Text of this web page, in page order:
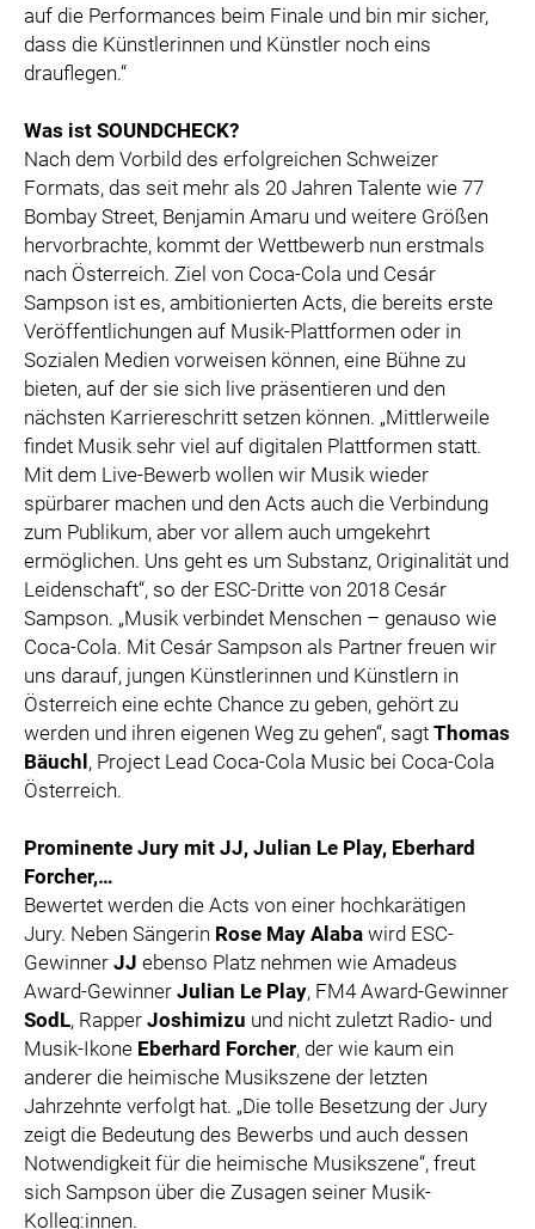
auf die Performances beim Finale und bin mir sicher,
dass die Künstlerinnen und Künstler noch eins
drauflegen.“
Was ist SOUNDCHECK?
Nach dem Vorbild des erfolgreichen Schweizer
Formats, das seit mehr als 20 Jahren Talente wie 77
Bombay Street, Benjamin Amaru und weitere Größen
hervorbrachte, kommt der Wettbewerb nun erstmals
nach Österreich. Ziel von Coca-Cola und Cesár
Sampson ist es, ambitionierten Acts, die bereits erste
Veröffentlichungen auf Musik-Plattformen oder in
Sozialen Medien vorweisen können, eine Bühne zu
bieten, auf der sie sich live präsentieren und den
nächsten Karriereschritt setzen können. „Mittlerweile
findet Musik sehr viel auf digitalen Plattformen statt.
Mit dem Live-Bewerb wollen wir Musik wieder
spürbarer machen und den Acts auch die Verbindung
zum Publikum, aber vor allem auch umgekehrt
ermöglichen. Uns geht es um Substanz, Originalität und
Leidenschaft“, so der ESC-Dritte von 2018 Cesár
Sampson. „Musik verbindet Menschen – genauso wie
Coca-Cola. Mit Cesár Sampson als Partner freuen wir
uns darauf, jungen Künstlerinnen und Künstlern in
Österreich eine echte Chance zu geben, gehört zu
werden und ihren eigenen Weg zu gehen“, sagt Thomas
Bäuchl, Project Lead Coca-Cola Music bei Coca-Cola
Österreich.
Prominente Jury mit JJ, Julian Le Play, Eberhard
Forcher,…
Bewertet werden die Acts von einer hochkarätigen
Jury. Neben Sängerin Rose May Alaba wird ESC-
Gewinner JJ ebenso Platz nehmen wie Amadeus
Award-Gewinner Julian Le Play, FM4 Award-Gewinner
SodL, Rapper Joshimizu und nicht zuletzt Radio- und
Musik-Ikone Eberhard Forcher, der wie kaum ein
anderer die heimische Musikszene der letzten
Jahrzehnte verfolgt hat. „Die tolle Besetzung der Jury
zeigt die Bedeutung des Bewerbs und auch dessen
Notwendigkeit für die heimische Musikszene“, freut
sich Sampson über die Zusagen seiner Musik-
Kolleg:innen.